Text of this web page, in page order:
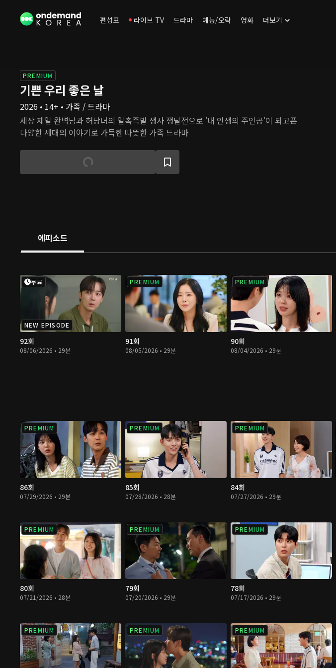
편성표 라이브 TV 드라마 예능/오락 영화 더보기
PREMIUM
기쁜 우리 좋은 날
2026 • 14+ • 가족 / 드라마
세상 제일 완벽남과 허당녀의 일촉즉발 생사 쟁탈전으로 '내 인생의 주인공'이 되고픈
다양한 세대의 이야기로 가득한 따뜻한 가족 드라마
에피소드
무료
NEW EPISODE
92회
08/06/2026 • 29분
PREMIUM
91회
08/05/2026 • 29분
PREMIUM
90회
08/04/2026 • 29분
PREMIUM
86회
07/29/2026 • 29분
PREMIUM
85회
07/28/2026 • 28분
PREMIUM
84회
07/27/2026 • 29분
PREMIUM
80회
07/21/2026 • 28분
PREMIUM
79회
07/20/2026 • 29분
PREMIUM
78회
07/17/2026 • 29분
PREMIUM PREMIUM PREMIUM